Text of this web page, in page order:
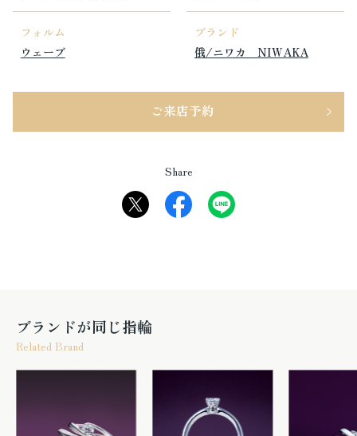
フォルム
ウェーブ
ブランド
俄/ニワカ NIWAKA
ご来店予約
Share
ブランドが同じ指輪
Related Brand